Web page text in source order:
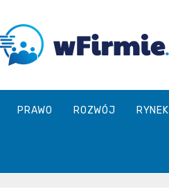
PRAWO ROZWÓJ RYNEK